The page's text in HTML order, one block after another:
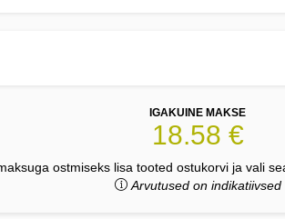
IGAKUINE MAKSE
18.58 €
ostmiseks lisa tooted ostukorvi ja vali
Arvutused on indikatiivsed